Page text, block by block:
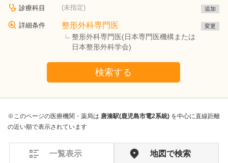
診療科目 (未指定) 追加
詳細条件 整形外科専門医
整形外科専門医(日本専門医機構または
日本整形外科学会)
変更
検索する
※このページの医療機関・薬局は 唐湊駅(鹿児島市電2系統) を中心に直線距離
の近い順で表示されています
一覧表示 地図で検索